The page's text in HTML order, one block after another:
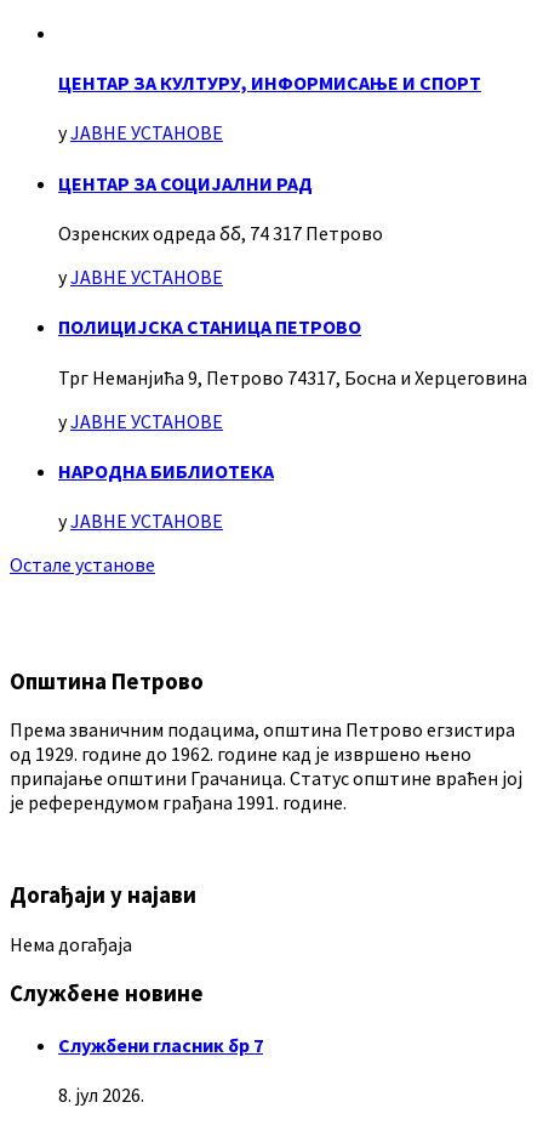
ЦЕНТАР ЗА КУЛТУРУ, ИНФОРМИСАЊЕ И СПОРТ
уЈАВНЕ УСТАНОВЕ
ЦЕНТАР ЗА СОЦИЈАЛНИ РАД
Озренских одреда бб, 74 317 Петрово
уЈАВНЕ УСТАНОВЕ
ПОЛИЦИЈСКА СТАНИЦА ПЕТРОВО
Трг Неманјића 9, Петрово 74317, Босна и Херцеговина
уЈАВНЕ УСТАНОВЕ
НАРОДНА БИБЛИОТЕКА
уЈАВНЕ УСТАНОВЕ
Остале установе
Општина Петрово
Према званичним подацима, општина Петрово егзистира
од 1929. године до 1962. године кад је извршено њено
припајање општини Грачаница. Статус општине враћен јој
је референдумом грађана 1991. године.
Догађаји у најави
Нема догађаја
Службене новине
Службени гласник бр 7
8. јул 2026.